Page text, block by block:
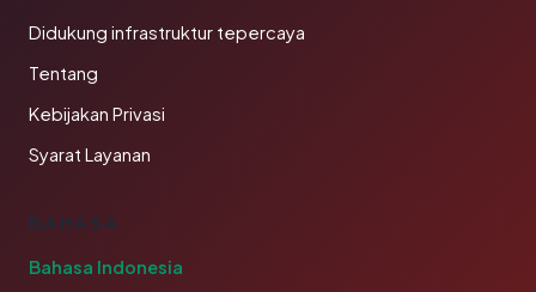
Didukung infrastruktur tepercaya
Tentang
Kebijakan Privasi
Syarat Layanan
BAHASA
Bahasa Indonesia